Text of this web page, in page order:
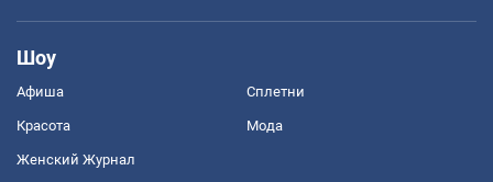
Шоу
Афиша Сплетни
Красота Мода
Женский Журнал